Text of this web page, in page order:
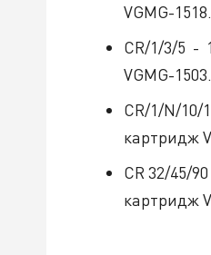
VGMG-1518.
CR/1/3/5 -
VGMG-1503.
CR/1/N/10/
картридж
CR 32/45/
картридж